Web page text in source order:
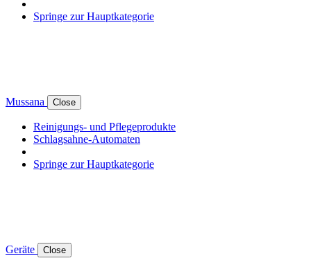
Springe zur Hauptkategorie
Mussana Close
Reinigungs- und Pflegeprodukte
Schlagsahne-Automaten
Springe zur Hauptkategorie
Geräte Close